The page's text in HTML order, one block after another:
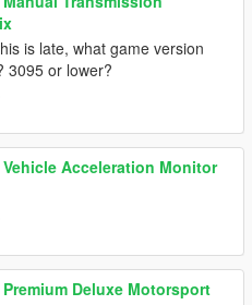
is late, what game version
3095 or lower?
Vehicle Acceleration Monitor
Premium Deluxe Motorsport